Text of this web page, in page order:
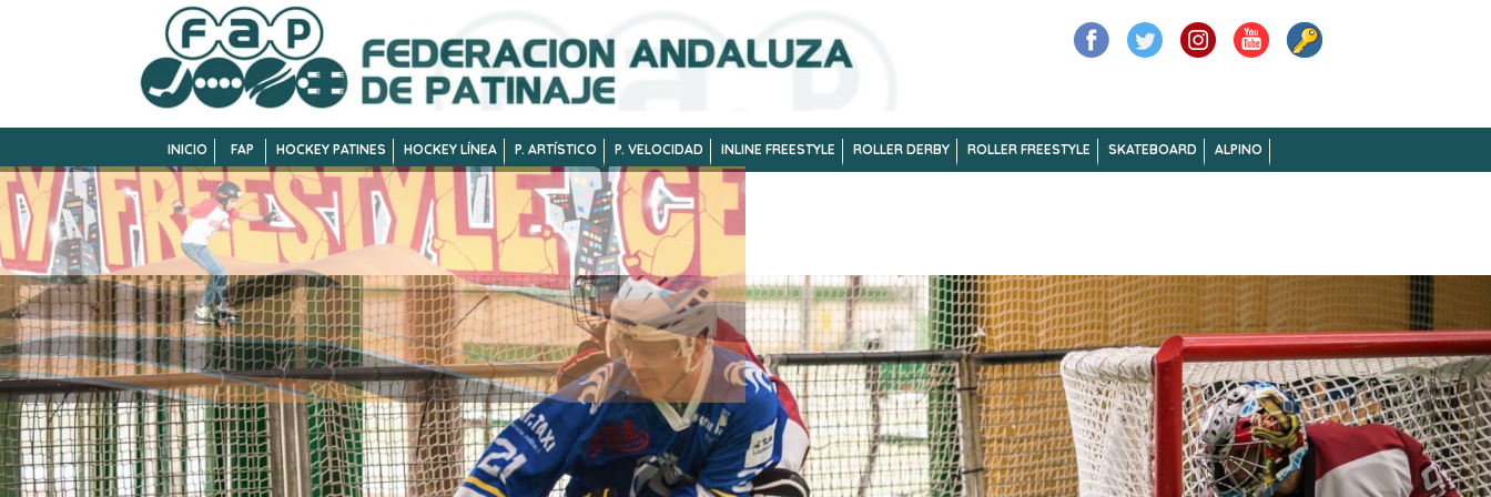
INICIO FAP HOCKEY PATINES HOCKEY LÍNEA P. ARTÍSTICO P. VELOCIDAD INLINE FREESTYLE ROLLER DERBY ROLLER FREESTYLE SKATEBOARD ALPINO